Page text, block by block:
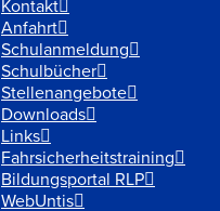
Kontakt
Anfahrt
Schulanmeldung
Schulbücher
Stellenangebote
Downloads
Links
Fahrsicherheitstraining
Bildungsportal RLP
WebUntis